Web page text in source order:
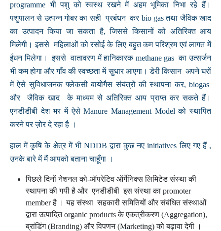
programme भी पशु को स्वस्थ रखने में अहम भूमिका निभा रहे हैं।
पशुपालन से उत्पन्न गोबर का सही प्रबंधन कर bio gas तथा जैविक खाद
का उत्पादन किया जा सकता है, जिससे किसानों को अतिरिक्त आय
मिलेगी। इससे महिलाओं को रसोई के लिए बहुत कम परिश्रम एवं लागत में
ईंधन मिलेगा। इससे वातावरण में हानिकारक methane gas का उत्सर्जन
भी कम होगा और गाँव की स्वच्छता में सुधार आएगा। डेरी किसान अपने घरों
में ऐसे सुविधाजनक फ्लेकसी बायोगैस संयंत्रों की स्थापना कर, biogas
और जैविक खाद के माध्यम से अतिरिक्त आय प्राप्त कर सकते हैं।
एनडीडीबी देश भर में ऐसे Manure Management Model को स्थापित
करने पर ज़ोर दे रहा है ।
हाल में कृषि के क्षेत्र में भी NDDB द्वारा कुछ नए initiatives लिए गए हैं ,
उनके बारे में मैं आपको बताना चाहूँगा ।
पिछले दिनों नेशनल को-ऑपरेटिव ऑर्गेनिक्स लिमिटेड संस्था की
स्थापना की गयी है और एनडीडीबी इस संस्था का promoter
member है । यह संस्था सहकारी समितियों और संबंधित संस्थाओं
द्वारा उत्पादित organic products के एकत्रीकरण (Aggregation),
ब्रांडिंग (Branding) और विपणन (Marketing) को बढ़ावा देगी ।